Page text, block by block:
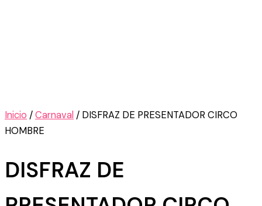
Inicio /Carnaval / DISFRAZ DE PRESENTADOR CIRCO
HOMBRE
DISFRAZ DE